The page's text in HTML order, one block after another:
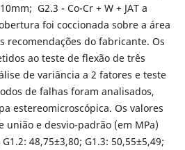
G2.3 - Co-Cr + W + JAT a
foi coccionada sobre a área
recomendações do fabricante. Os
ao teste de flexão de três
de variância a 2 fatores e teste
de falhas foram analisados,
estereomicroscópica. Os valores
união e desvio-padrão (em MPa)
48,75±3,80; G1.3: 50,55±5,49;